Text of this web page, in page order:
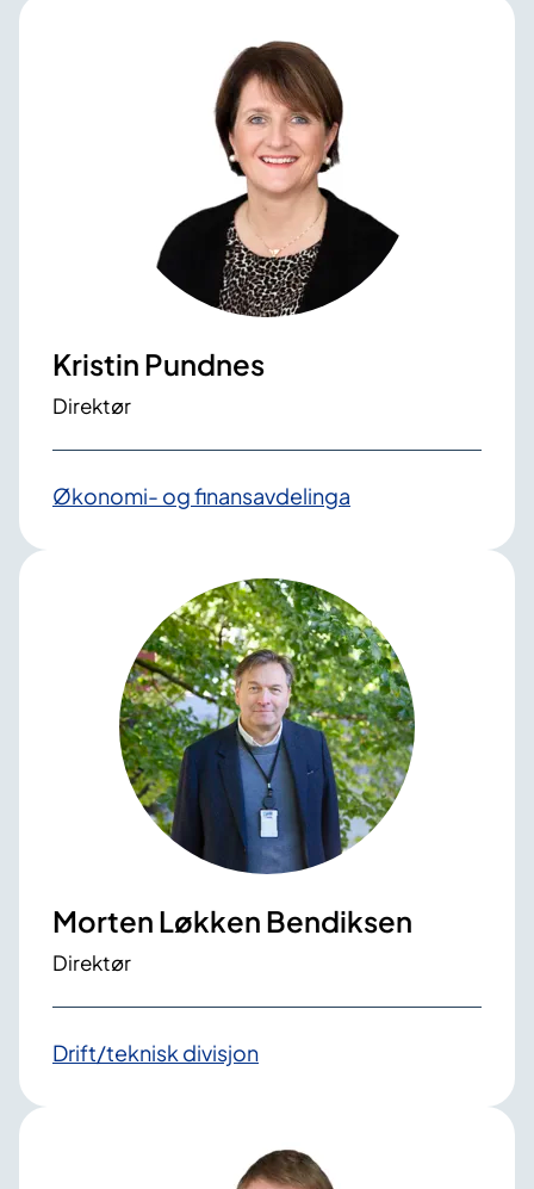
Kristin Pundnes
Direktør
Økonomi- og finansavdelinga
Morten Løkken Bendiksen
Direktør
Drift/teknisk divisjon